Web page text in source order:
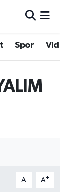
Spor
A- A+